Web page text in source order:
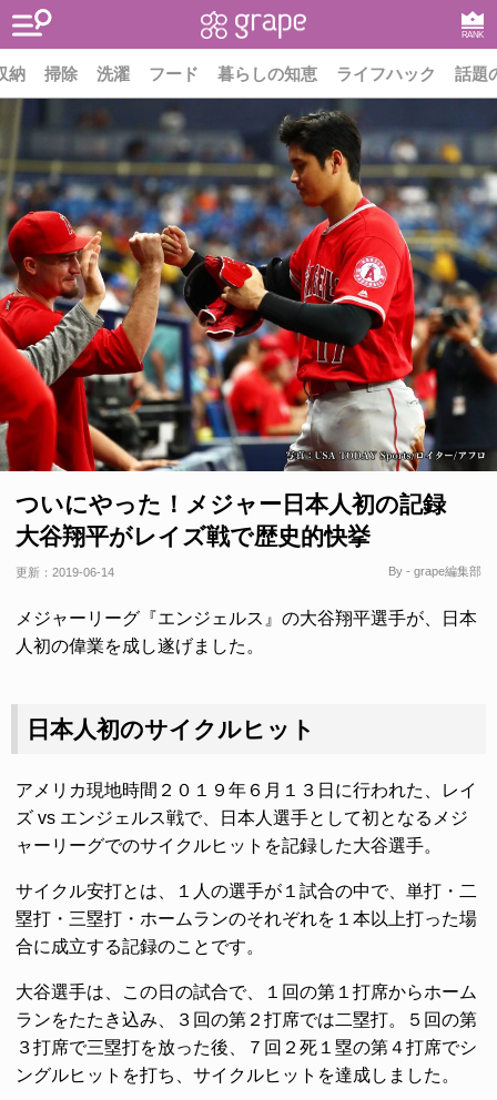
RANK
納 掃除 洗濯 フード 暮らしの知恵 ライフハック 話題
ついにやった！メジャー日本人初の記録
大谷翔平がレイズ戦で歴史的快挙
更新： 2019-06-14 By - grape編集部
メジャーリーグ『エンジェルス』の大谷翔平選手が、日本
人初の偉業を成し遂げました。
日本人初のサイクルヒット
アメリカ現地時間２０１９年６月１３日に行われた、レイ
ズ vs エンジェルス戦で、日本人選手として初となるメジ
ャーリーグでのサイクルヒットを記録した大谷選手。
サイクル安打とは、１人の選手が１試合の中で、単打・二
塁打・三塁打・ホームランのそれぞれを１本以上打った場
合に成立する記録のことです。
大谷選手は、この日の試合で、１回の第１打席からホーム
ランをたたき込み、３回の第２打席では二塁打。５回の第
３打席で三塁打を放った後、７回２死１塁の第４打席でシ
ングルヒットを打ち、サイクルヒットを達成しました。